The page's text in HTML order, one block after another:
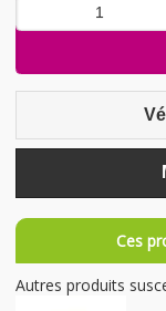
Ces
Autres produits